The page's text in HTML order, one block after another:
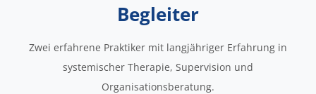
Begleiter
Zwei erfahrene Praktiker mit langjähriger Erfahrung in
systemischer Therapie, Supervision und
Organisationsberatung.